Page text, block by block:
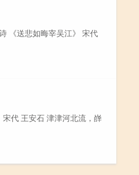
《送悲如晦宰吴江》 宋代
宋代 王安石 津津河北流，嶭